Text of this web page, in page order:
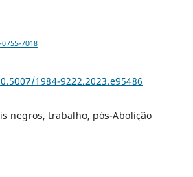
7018
1984-9222.2023.e95486
negros, trabalho, pós-Abolição